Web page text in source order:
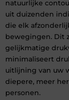
natuurlijke
uit duizenden
die elk
bewegingen. Dit
gelijkmatige
minimaliseert
uitlijning van uw
diepere, meer
personen.